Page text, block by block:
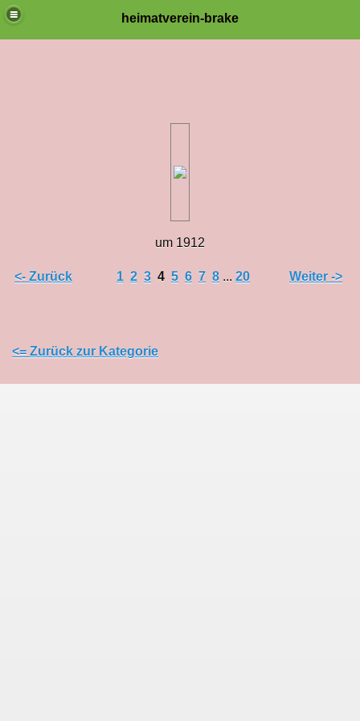
heimatverein-brake
um 1912
<- Zurück 1 2 3 4 5 6 7 8 ... 20 Weiter ->
<= Zurück zur Kategorie